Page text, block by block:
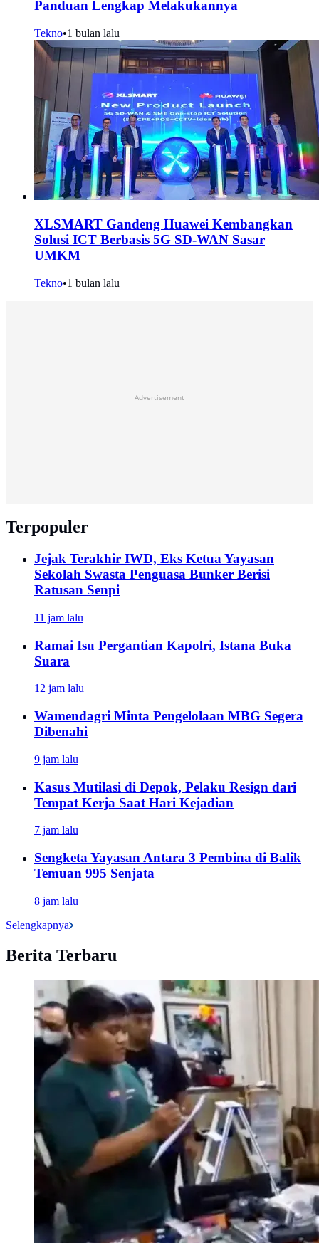
Panduan Lengkap Melakukannya
Tekno•1 bulan lalu
XLSMART Gandeng Huawei Kembangkan
Solusi ICT Berbasis 5G SD-WAN Sasar
UMKM
Tekno•1 bulan lalu
Advertisement
Terpopuler
Jejak Terakhir IWD, Eks Ketua Yayasan
Sekolah Swasta Penguasa Bunker Berisi
Ratusan Senpi
11 jam lalu
Ramai Isu Pergantian Kapolri, Istana Buka
Suara
12 jam lalu
Wamendagri Minta Pengelolaan MBG Segera
Dibenahi
9 jam lalu
Kasus Mutilasi di Depok, Pelaku Resign dari
Tempat Kerja Saat Hari Kejadian
7 jam lalu
Sengketa Yayasan Antara 3 Pembina di Balik
Temuan 995 Senjata
8 jam lalu
Selengkapnya
Berita Terbaru